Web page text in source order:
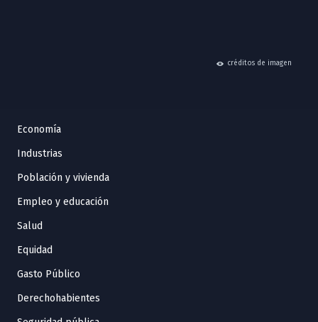
hide
créditos de imagen
Economía
Industrias
Población y vivienda
Empleo y educación
Salud
Equidad
Gasto Público
Derechohabientes